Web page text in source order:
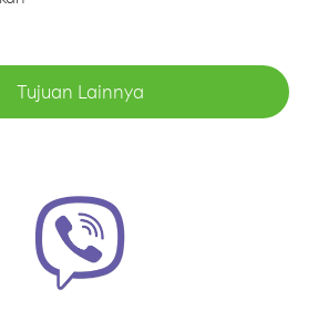
Tujuan Lainnya